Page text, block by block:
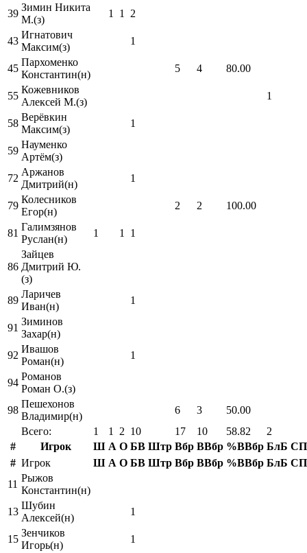
Всего: 1 1 2 10 17 10 58.82
2
#
Игрок Ш А О БВ Штр Вбр ВВбр %ВВбр БлБ
39
Зимин Никита
М.(з)
1 1 2
43
Игнатович
Максим(з)
1
45
Пархоменко
Константин(н)
5 4 80.00
55
Кожевников
Алексей М.(з)
1
58
Верёвкин
Максим(з)
1
59
Науменко
Артём(з)
72
Аржанов
Дмитрий(н)
1
79
Колесников
Егор(н)
2 2 100.00
81
Галимзянов
Руслан(н)
1 1 1
86
Зайцев
Дмитрий Ю.
(з)
89
Ларичев
Иван(н)
1
91
Зиминов
Захар(н)
92
Ивашов
Роман(н)
1
94
Романов
Роман О.(з)
98
Пешехонов
Владимир(н)
6 3 50.00
# Игрок Ш А О БВ Штр Вбр ВВбр %ВВбр БлБ
11
Рыжов
Константин(н)
13
Шубин
Алексей(н)
1
15
Зенчиков
Игорь(н)
1